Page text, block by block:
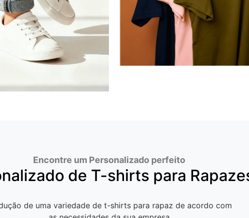
Encontre um Personalizado perfeito
de T-shirts para
de uma variedade de t-shirts para rapaz de acordo com